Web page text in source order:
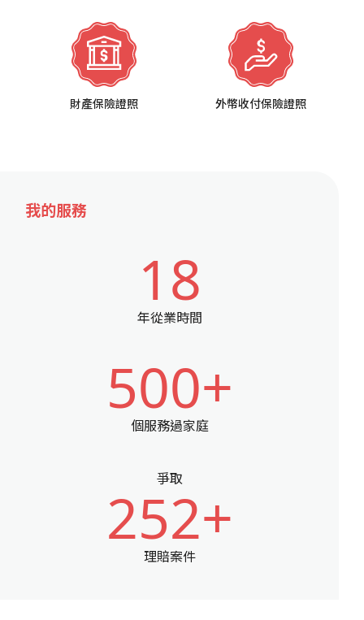
財產保險證照 外幣收付保險證照
我的服務
18
年從業時間
500+
個服務過家庭
爭取
252+
理賠案件